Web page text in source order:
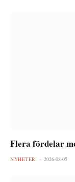
Flera fördelar
NYHETER 2026-08-05